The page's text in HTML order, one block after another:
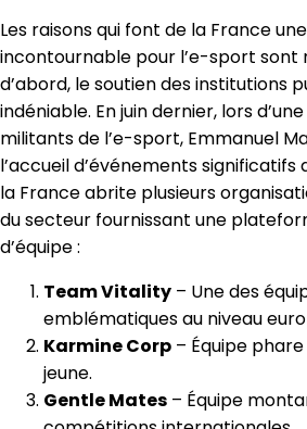
Les raisons qui font de la France
incontournable pour l’e-sport sont
d’abord, le soutien des institutions
indéniable. En juin dernier, lors
militants de l’e-sport, Emmanuel
l’accueil d’événements significatifs
la France abrite plusieurs
du secteur fournissant une
d’équipe :
Team Vitality – Une des
emblématiques au niveau
Karmine Corp – Équipe
jeune.
Gentle Mates – Équipe